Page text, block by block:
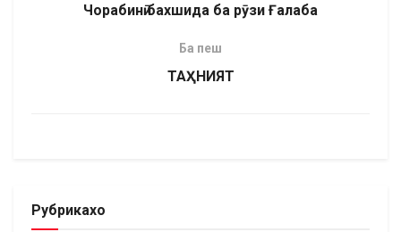
Чорабинӣ бахшида ба рӯзи Ғалаба
Ба пеш
ТАҲНИЯТ
Рубрикахо